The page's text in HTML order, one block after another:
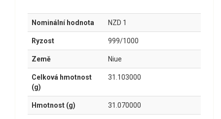
Nominální hodnota NZD 1
Ryzost 999/1000
Země Niue
Celková hmotnost
(g)
31.103000
Hmotnost (g) 31.070000